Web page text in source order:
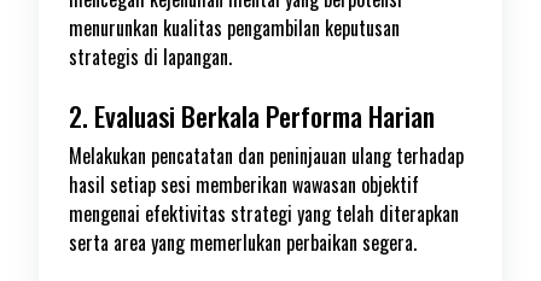
menurunkan kualitas pengambilan keputusan
strategis di lapangan.
2. Evaluasi Berkala Performa Harian
Melakukan pencatatan dan peninjauan ulang terhadap
hasil setiap sesi memberikan wawasan objektif
mengenai efektivitas strategi yang telah diterapkan
serta area yang memerlukan perbaikan segera.